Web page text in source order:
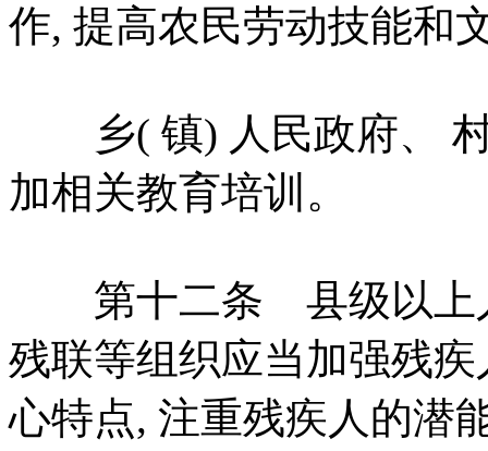
作, 提高农民劳动技能和
乡( 镇) 人民政府、 村
加相关教育培训。
第十二条 县级以上人
残联等组织应当加强残
心特点, 注重残疾人的潜